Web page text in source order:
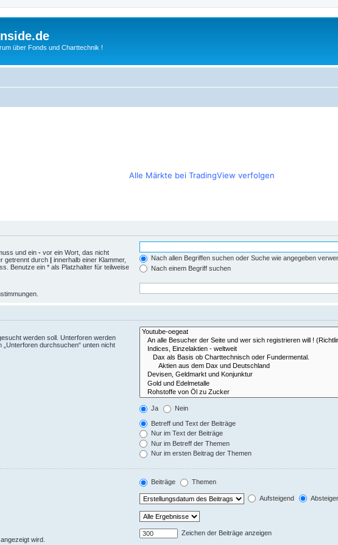
über Fonds und Charttechnik !
Alle Märkte bei TradingView verfolgen
und ein - vor ein Wort, das nicht
getrennt durch | innerhalb einer Klammer,
Benutze ein * als Platzhalter für teilweise
Nach allen Begriffen suchen oder Suche wie angegeben
Nach einem Begriff suchen
werden soll. Unterforen werden
durchsuchen“ unten nicht
Ja Nein
Betreff und Text der Beiträge
Nur im Text der Beiträge
Nur im Betreff der Themen
Nur im ersten Beitrag der Themen
Beiträge Themen
Aufsteigend
wird.
Zeichen der Beiträge anzeigen